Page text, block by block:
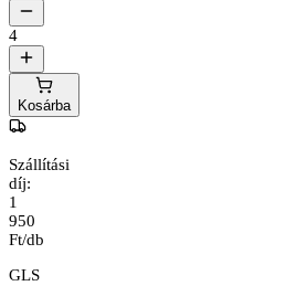
4
Kosárba
Szállítási
díj:
1
950
Ft/db
GLS